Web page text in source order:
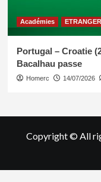
Académies
Portugal – Croatie
Bacalhau passe
Homerc 14/07/2026
Copyright © All